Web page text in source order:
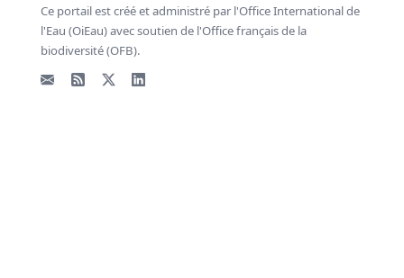
Ce portail est créé et administré par l'Office International de
l'Eau (OiEau) avec soutien de l'Office français de la
biodiversité (OFB).